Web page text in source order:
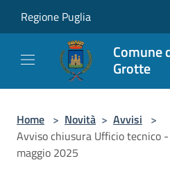
Regione Puglia
Comune
Grotte
Home > Novità > Avvisi >
Avviso chiusura Ufficio tecnico
maggio 2025